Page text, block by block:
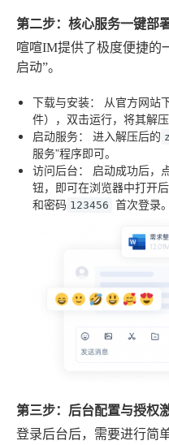
第二步：核心服务一键部
喧喧IM提供了极度便捷的
启动”。
下载与安装：
从官方网站
件），双击运行，将其解
启动服务：
进入解压后的
服务”程序即可。
访问后台：
启动成功后，
钮，即可在浏览器中打开
和密码 123456 首次登录。
第三步：后台配置与授权
登录后台后，需要进行简